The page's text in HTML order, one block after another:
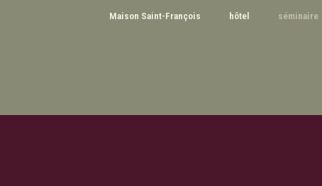
Maison Saint-François hôtel séminaire